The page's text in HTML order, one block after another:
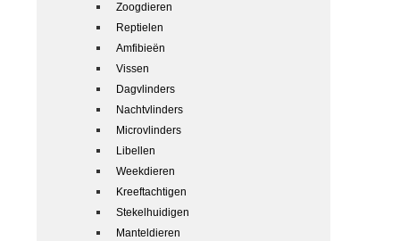
Zoogdieren
Reptielen
Amfibieën
Vissen
Dagvlinders
Nachtvlinders
Microvlinders
Libellen
Weekdieren
Kreeftachtigen
Stekelhuidigen
Manteldieren